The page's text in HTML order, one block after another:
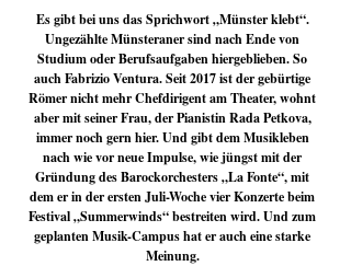
Es gibt bei uns das Sprichwort „Münster klebt“.
Ungezählte Münsteraner sind nach Ende von
Studium oder Berufsaufgaben hiergeblieben. So
auch Fabrizio Ventura. Seit 2017 ist der gebürtige
Römer nicht mehr Chefdirigent am Theater, wohnt
aber mit seiner Frau, der Pianistin Rada Petkova,
immer noch gern hier. Und gibt dem Musikleben
nach wie vor neue Impulse, wie jüngst mit der
Gründung des Barockorchesters „La Fonte“, mit
dem er in der ersten Juli-Woche vier Konzerte beim
Festival „Summerwinds“ bestreiten wird. Und zum
geplanten Musik-Campus hat er auch eine starke
Meinung.